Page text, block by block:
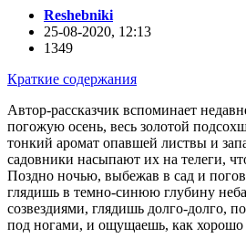
Reshebniki
25-08-2020, 12:13
1349
Краткие содержания
Автор-рассказчик вспоминает
погожую осень, весь золотой
тонкий аромат опавшей листвы и
садовники насыпают их на телеги,
Поздно ночью, выбежав в сад и
глядишь в темно-синюю глубину
созвездиями, глядишь долго-долго,
под ногами, и ощущаешь, как хорошо